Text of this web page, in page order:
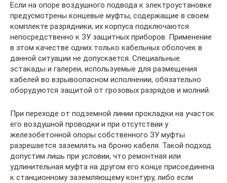
Если на опоре воздушного подвода к электроустановке
предусмотрены концевые муфты, содержащие в своем
комплекте разрядники, их корпуса подключаются
непосредственно к ЗУ защитных приборов. Применение
в этом качестве одних только кабельных оболочек в
данной ситуации не допускается. Специальные
эстакады и галереи, используемые для размещения
кабелей во взрывоопасном исполнении, обязательно
оборудуются защитой от грозовых разрядов и молний.
При переходе от подземной линии прокладки на участок
его воздушной проводки и при отсутствии у
железобетонной опоры собственного ЗУ муфты
разрешается заземлять на броню кабеля. Такой подход
допустим лишь при условии, что ремонтная или
удлинительная муфта на другом его конце присоединена
к станционному заземляющему контуру, либо если